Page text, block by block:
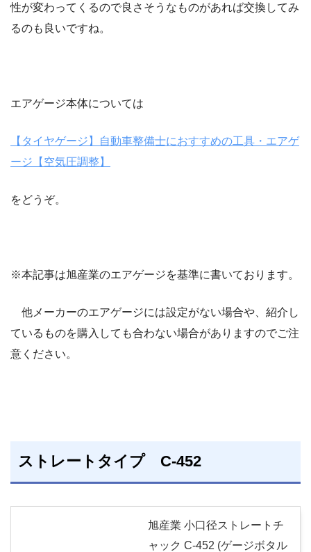
性が変わってくるので良さそうなものがあれば交換してみ
るのも良いですね。
エアゲージ本体については
【タイヤゲージ】自動車整備士におすすめの工具・エアゲ
ージ【空気圧調整】
をどうぞ。
※本記事は旭産業のエアゲージを基準に書いております。
他メーカーのエアゲージには設定がない場合や、紹介し
ているものを購入しても合わない場合がありますのでご注
意ください。
ストレートタイプ C-452
旭産業 小口径ストレートチ
ャック C-452 (ゲージボタル